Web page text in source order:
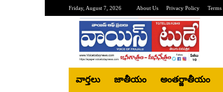
Friday, August 7, 2026 About Us Privacy Policy
వార్తలు జాతీయం అంతర్జాతీయం